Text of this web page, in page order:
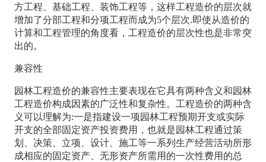
方工程、基础工程、装饰工程等，这样工程造价的层次就
增加了分部工程和分项工程而成为5个层次.即使从造价的
计算和工程管理的角度看，工程造价的层次性也是非常突
出的。
兼容性
园林工程造价的兼容性主要表现在它具有两种含义和园林
工程造价构成因素的广泛性和复杂性。工程造价的两种含
义可以理解为:一是指建设一项园林工程预期开支或实际
开支的全部固定资产投资费用，也就是园林工程通过策
划、决策、立项、设计、施工等一系列生产经营活动所形
成相应的固定资产、无形资产所需用的一次性费用的总